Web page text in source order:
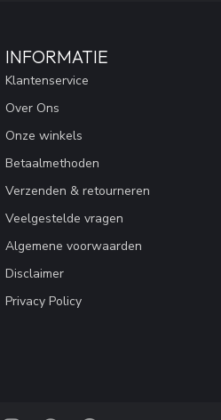
INFORMATIE
Klantenservice
Over Ons
Onze winkels
Betaalmethoden
Verzenden & retourneren
Veelgestelde vragen
Algemene voorwaarden
Disclaimer
Privacy Policy